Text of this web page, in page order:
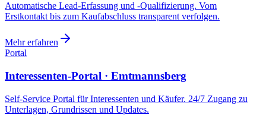
Automatische Lead-Erfassung und -Qualifizierung. Vom
Erstkontakt bis zum Kaufabschluss transparent verfolgen.
Mehr erfahren
Portal
Interessenten-Portal · Emtmannsberg
Self-Service Portal für Interessenten und Käufer. 24/7 Zugang zu
Unterlagen, Grundrissen und Updates.